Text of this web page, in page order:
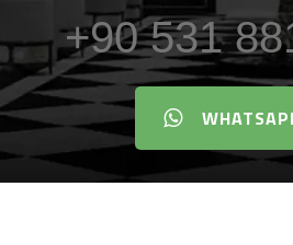
+90 531